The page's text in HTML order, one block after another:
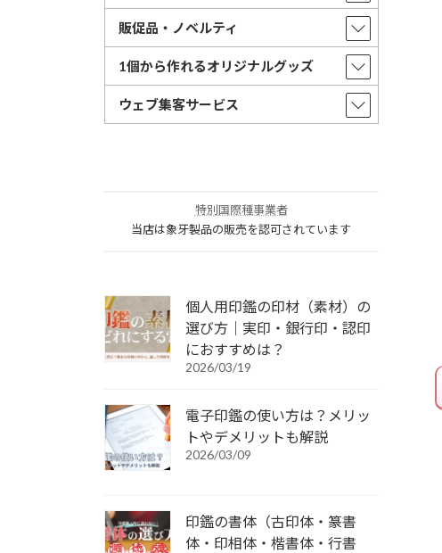
販促品・ノベルティ
1個から作れるオリジナルグッズ
ウェブ集客サービス
特別国際種事業者
当店は象牙製品の販売を認可されています
個人用印鑑の印材（素材）の
選び方｜実印・銀行印・認印
におすすめは？
2026/03/19
電子印鑑の使い方は？メリッ
トやデメリットも解説
2026/03/09
印鑑の書体（古印体・篆書
体・印相体・楷書体・行書